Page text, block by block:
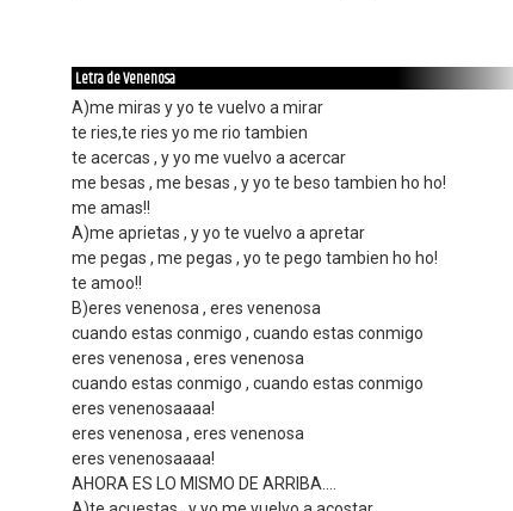
Letra de Venenosa
A)me miras y yo te vuelvo a mirar
te ries,te ries yo me rio tambien
te acercas , y yo me vuelvo a acercar
me besas , me besas , y yo te beso tambien ho ho!
me amas!!
A)me aprietas , y yo te vuelvo a apretar
me pegas , me pegas , yo te pego tambien ho ho!
te amoo!!
B)eres venenosa , eres venenosa
cuando estas conmigo , cuando estas conmigo
eres venenosa , eres venenosa
cuando estas conmigo , cuando estas conmigo
eres venenosaaaa!
eres venenosa , eres venenosa
eres venenosaaaa!
AHORA ES LO MISMO DE ARRIBA....